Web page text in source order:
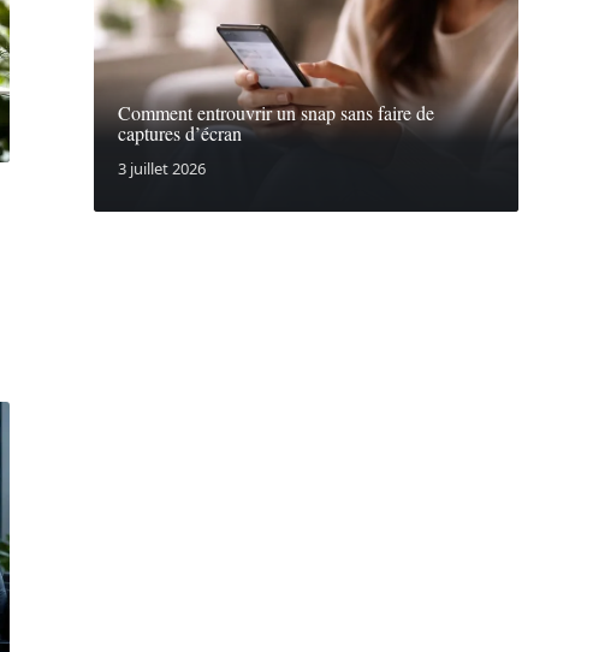
Comment entrouvrir un snap sans faire de
captures d’écran
3 juillet 2026